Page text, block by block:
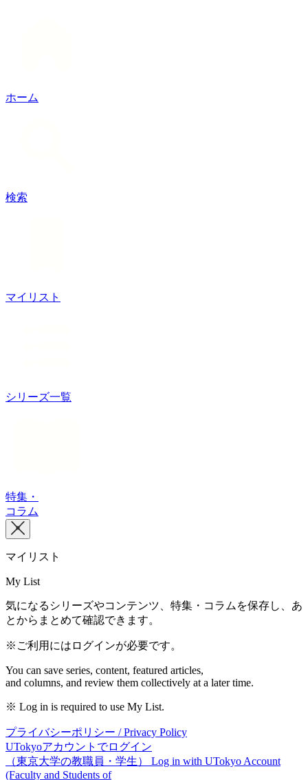
ホーム
検索
マイリスト
シリーズ一覧
特集・
コラム
マイリスト
My List
気になるシリーズやコンテンツ、特集・コラムを保存し、あ
とからまとめて確認できます。
※ご利用にはログインが必要です。
You can save series, content, featured articles,
and columns, and review them collectively at a later time.
※ Log in is required to use My List.
プライバシーポリシー / Privacy Policy
UTokyoアカウントでログイン
（東京大学の教職員・学生） Log in with UTokyo Account
(Faculty and Students of